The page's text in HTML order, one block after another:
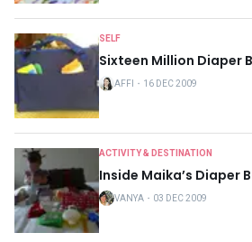
SELF
Sixteen Million Diaper
AFFI ・ 16 DEC 2009
ACTIVITY & DESTINATION
Inside Maika’s Diaper
VANYA ・ 03 DEC 2009